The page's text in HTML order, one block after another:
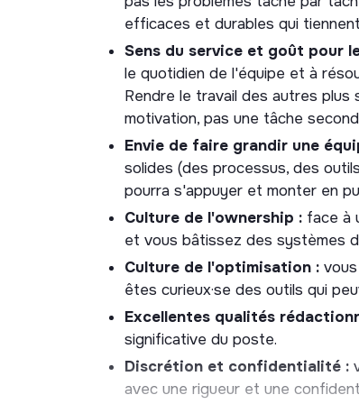
Gestion budgétaire &
comptable et du commissaire
exercices comptables : clôture
quotidien, vous veillez au bon
et pilotage des budgets de
Conformité légale et
obligations légales et
sociales, démarches
comptable et le commissaire aux
Office management & vie de
quotidien des locaux et de la
des accès et badges de
la coordination avec les services
disposition et le suivi du matériel
Suivi financier :vous pilotez la
(runway, prévisionnel, écarts),
destination de la direction
efficaces et durables qui
Sens du service et goût pour
le quotidien de l'équipe et à
Rendre le travail des autres
motivation, pas une tâche
Envie de faire grandir une
solides (des processus, des
pourra s'appuyer et monter en
Culture de l'ownership : face à
et vous bâtissez des systèmes
Culture de l'optimisation :
êtes curieux·se des outils qui
Excellentes qualités
significative du poste.
Discrétion et confidentialité :
avec une rigueur et une